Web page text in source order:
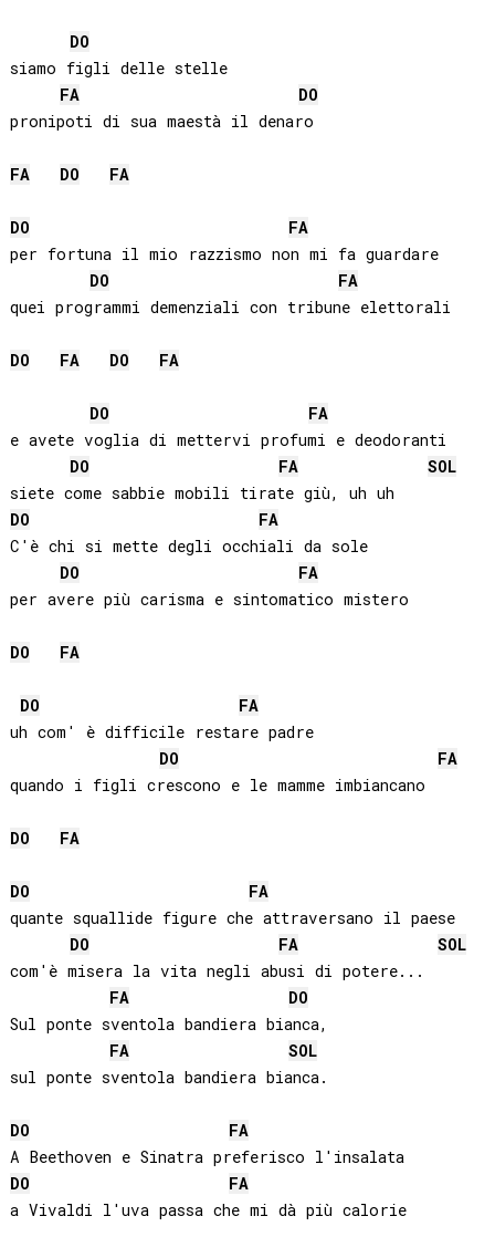
DO
siamo figli delle stelle
FA
DO
pronipoti di sua maestà il denaro
FA DO FA
DO
FA
per fortuna il mio razzismo non mi fa guardare
DO
FA
quei programmi demenziali con tribune elettorali
DO FA DO FA
DO
FA
e avete voglia di mettervi profumi e deodoranti
DO
FA
SOL
DO
FA
C'è chi si mette degli occhiali da sole
DO
FA
per avere più carisma e sintomatico mistero
DO FA
DO
FA
uh com' è difficile restare padre
DO
FA
quando i figli crescono e le mamme imbiancano
DO FA
DO
FA
quante squallide figure che attraversano il paese
DO
FA
SOL
com'è misera la vita negli abusi di potere...
FA
DO
Sul ponte sventola bandiera bianca,
FA
SOL
sul ponte sventola bandiera bianca.
DO
FA
DO
FA
a Vivaldi l'uva passa che mi dà più calorie